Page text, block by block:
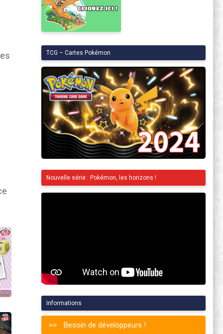
TCG – Cartes Pokémon
Nouvelle série : Pokémon, les horizons !
Informations
Besoin de développeurs !